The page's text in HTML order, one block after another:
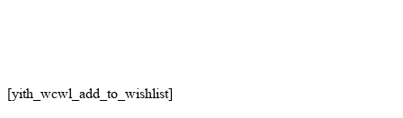
[yith_wcwl_add_to_wishlist]